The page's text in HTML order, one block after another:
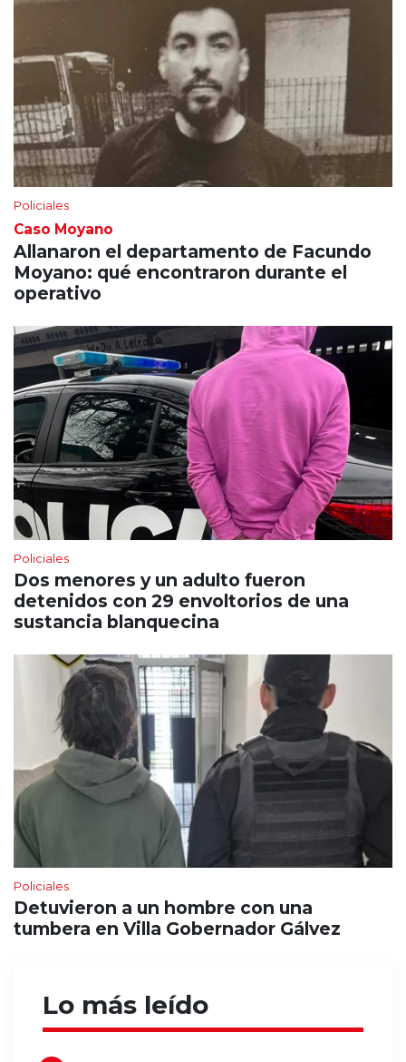
Policiales
Caso Moyano
Allanaron el departamento de Facundo
Moyano: qué encontraron durante el
operativo
Policiales
Dos menores y un adulto fueron
detenidos con 29 envoltorios de una
sustancia blanquecina
Policiales
Detuvieron a un hombre con una
tumbera en Villa Gobernador Gálvez
Lo más leído